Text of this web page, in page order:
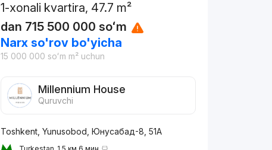
1-xonali kvartira, 47.7 m²
dan 715 500 000 soʻm
Narx so'rov bo'yicha
15 000 000 soʻm m² uchun
Millennium House
Quruvchi
Toshkent, Yunusobod, Юнусaбад-8, 51А